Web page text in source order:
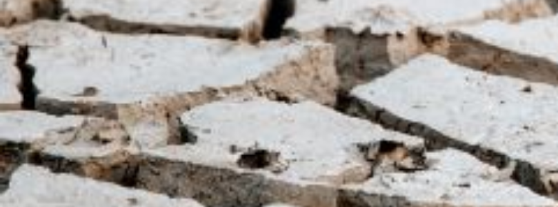
Nous rejoindre
Comment Agir ?
Médias
29 septembre 2023 / Temps de lecture : 1 min /
Imprimer cet article
Crise de l’eau à Mayotte : une situation honteuse
Le Conseil national de l'UNSA, réuni le 27 septembre, a adopté une motion
confronté à une grave crise de l'eau.